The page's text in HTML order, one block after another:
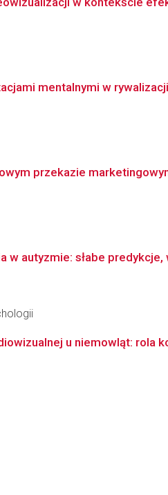
mentalnymi w
przekazie
autyzmie: słabe
u niemowląt: rola